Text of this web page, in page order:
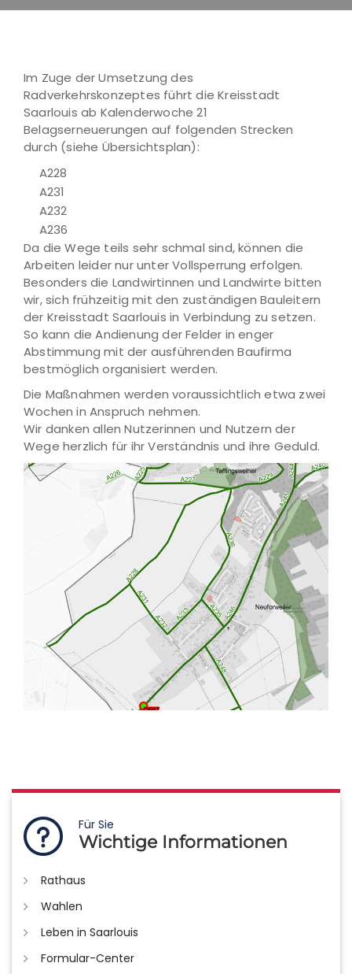
Im Zuge der Umsetzung des
Radverkehrskonzeptes führt die Kreisstadt
Saarlouis ab Kalenderwoche 21
Belagserneuerungen auf folgenden Strecken
durch (siehe Übersichtsplan):
A228
A231
A232
A236
Da die Wege teils sehr schmal sind, können die
Arbeiten leider nur unter Vollsperrung erfolgen.
Besonders die Landwirtinnen und Landwirte bitten
wir, sich frühzeitig mit den zuständigen Bauleitern
der Kreisstadt Saarlouis in Verbindung zu setzen.
So kann die Andienung der Felder in enger
Abstimmung mit der ausführenden Baufirma
bestmöglich organisiert werden.
Die Maßnahmen werden voraussichtlich etwa zwei
Wochen in Anspruch nehmen.
Wir danken allen Nutzerinnen und Nutzern der
Wege herzlich für ihr Verständnis und ihre Geduld.
Für Sie
Wichtige Informationen
Rathaus
Wahlen
Leben in Saarlouis
Formular-Center